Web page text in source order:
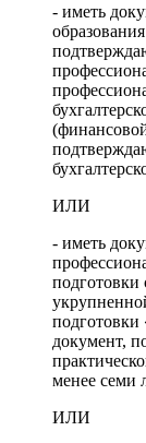
- иметь
ИЛИ
- иметь
подготовки
подготовки
документ,
менее семи
ИЛИ